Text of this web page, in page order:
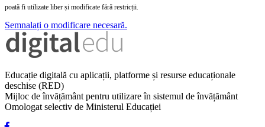
poată fi utilizate liber și modificate fără restricții.
Semnalați o modificare necesară.
Educație digitală cu aplicații, platforme și resurse educaționale
deschise (RED)
Mijloc de învățământ pentru utilizare în sistemul de învățământ
Omologat selectiv de Ministerul Educației